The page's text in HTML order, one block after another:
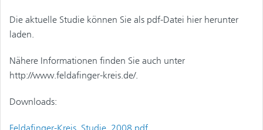
Die aktuelle Studie können Sie als pdf-Datei hier herunter
laden.
Nähere Informationen finden Sie auch unter
http://www.feldafinger-kreis.de/.
Downloads: